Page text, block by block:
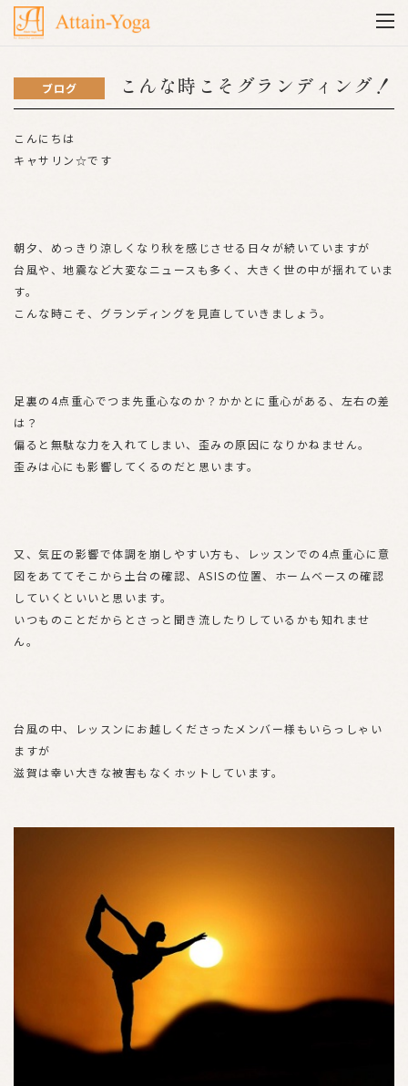
ブログ こんな時こそグランディング！
こんにちは
キャサリン☆です
朝夕、めっきり涼しくなり秋を感じさせる日々が続いていますが
台風や、地震など大変なニュースも多く、大きく世の中が揺れていま
す。
こんな時こそ、グランディングを見直していきましょう。
足裏の4点重心でつま先重心なのか？かかとに重心がある、左右の差
は？
偏ると無駄な力を入れてしまい、歪みの原因になりかねません。
歪みは心にも影響してくるのだと思います。
又、気圧の影響で体調を崩しやすい方も、レッスンでの4点重心に意
図をあててそこから土台の確認、ASISの位置、ホームベースの確認
していくといいと思います。
いつものことだからとさっと聞き流したりしているかも知れませ
ん。
台風の中、レッスンにお越しくださったメンバー様もいらっしゃい
ますが
滋賀は幸い大きな被害もなくホットしています。